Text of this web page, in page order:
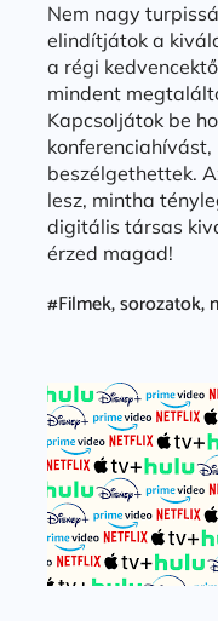
Nem nagy
elindítjátok a
a régi
mindent
Kapcsoljátok be
beszélgethettek.
lesz, mintha
digitális társas
érzed magad!
#Filmek, sorozatok,